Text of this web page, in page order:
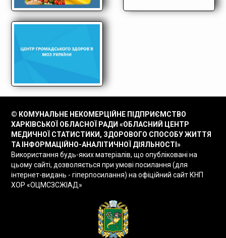
© КОМУНАЛЬНЕ НЕКОМЕРЦІЙНЕ ПІДПРИЄМСТВО
ХАРКІВСЬКОЇ ОБЛАСНОЇ РАДИ «ОБЛАСНИЙ ЦЕНТР
МЕДИЧНОЇ СТАТИСТИКИ, ЗДОРОВОГО СПОСОБУ ЖИТТЯ
ТА ІНФОРМАЦІЙНО-АНАЛІТИЧНОЇ ДІЯЛЬНОСТІ»
Використання будь-яких матеріалів, що опубліковані на
цьому сайті, дозволяється при умові посилання (для
інтернет-видань - гіперпосилання) на офіційний сайт КНП
ХОР «ОЦМСЗСЖІАД»